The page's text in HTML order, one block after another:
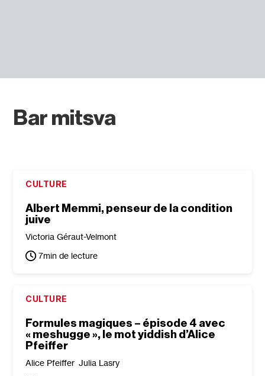
Bar mitsva
CULTURE
Albert Memmi, penseur de la condition
juive
Victoria Géraut-Velmont
7min de lecture
CULTURE
Formules magiques – épisode 4 avec
« meshugge », le mot yiddish d’Alice
Pfeiffer
Alice Pfeiffer Julia Lasry